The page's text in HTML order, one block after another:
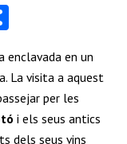
re
enclavada en un
La visita a aquest
per les
i els seus antics
dels seus vins